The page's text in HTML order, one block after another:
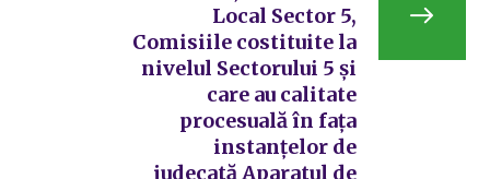
Local Sector 5,
Comisiile costituite la
nivelul Sectorului 5 și
care au calitate
procesuală în fața
instanțelor de
judecată Aparatul de